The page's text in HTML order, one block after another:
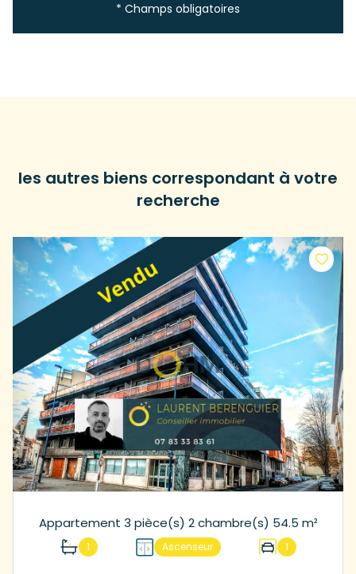
* Champs obligatoires
les autres biens correspondant à votre
recherche
Appartement 3 pièce(s) 2 chambre(s) 54.5 m²
1 Ascenseur 1